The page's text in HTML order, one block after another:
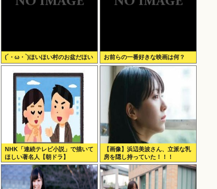
(´・ω・`)ほいほい村のお盆だほい お前らの一番好きな映画は何？
NHK「連続テレビ小説」で描いて
ほしい著名人【朝ドラ】
【画像】浜辺美波さん、立派な乳
房を隠し持っていた！！！